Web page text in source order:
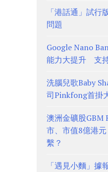
「港話通」試
問題
Google Nano
能力大提升 支
洗腦兒歌Baby
司Pinkfong首掛
澳洲金礦股GBM
市、市值8億港
繫？
「遇見小麵」據